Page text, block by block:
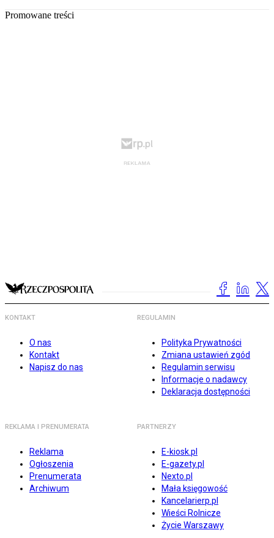
Promowane treści
KONTAKT
O nas
Kontakt
Napisz do nas
REGULAMIN
Polityka Prywatności
Zmiana ustawień zgód
Regulamin serwisu
Informacje o nadawcy
Deklaracja dostępności
REKLAMA I PRENUMERATA
Reklama
Ogłoszenia
Prenumerata
Archiwum
PARTNERZY
E-kiosk.pl
E-gazety.pl
Nexto.pl
Mała księgowość
Kancelarierp.pl
Wieści Rolnicze
Życie Warszawy